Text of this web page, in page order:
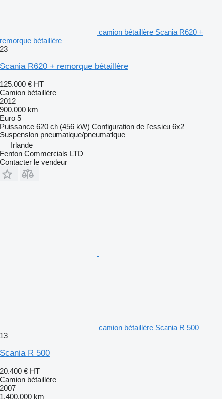
camion bétaillère Scania R620 +
remorque bétaillère
23
Scania R620 + remorque bétaillère
125.000 € HT
Camion bétaillère
2012
900.000 km
Euro 5
Puissance 620 ch (456 kW) Configuration de l'essieu 6x2
Suspension pneumatique/pneumatique
Irlande
Fenton Commercials LTD
Contacter le vendeur
camion bétaillère Scania R 500
13
Scania R 500
20.400 € HT
Camion bétaillère
2007
1.400.000 km